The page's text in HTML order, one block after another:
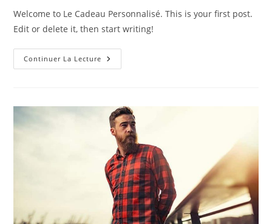
la
publication :
Welcome to Le Cadeau Personnalisé. This is your first post.
Edit or delete it, then start writing!
Continuer La Lecture Bonjour
Tout